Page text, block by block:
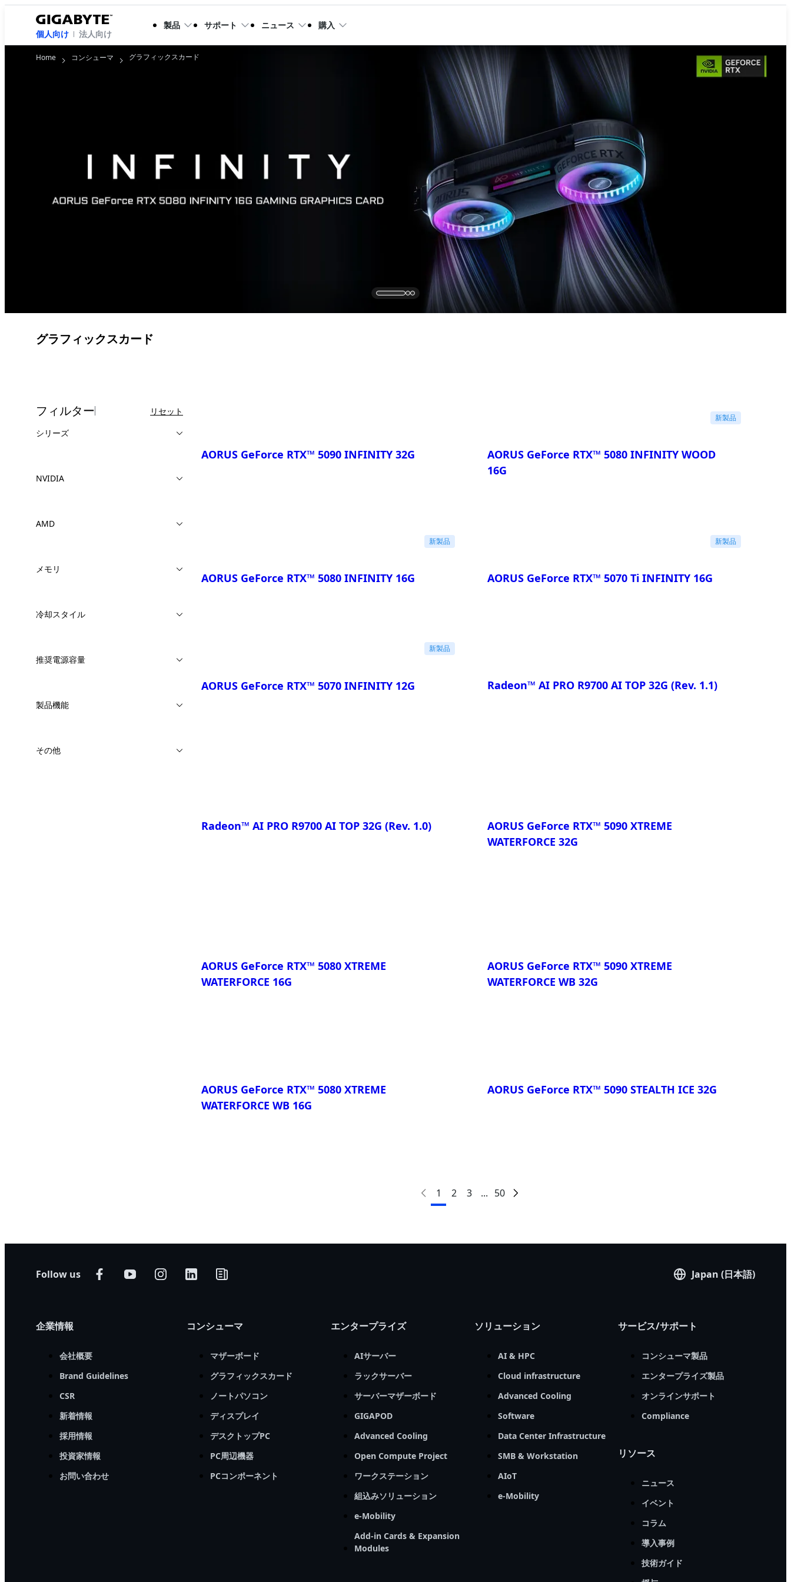
個人向け 法人向け
製品 サポート ニュース 購入
Home コンシューマ グラフィックスカード
グラフィックスカード
フィルター
リセット
シリーズ
NVIDIA
AMD
メモリ
冷却スタイル
推奨電源容量
製品機能
その他
AORUS GeForce RTX™ 5090 INFINITY 32G
新製品
AORUS GeForce RTX™ 5080 INFINITY WOOD
16G
新製品
AORUS GeForce RTX™ 5080 INFINITY 16G
新製品
AORUS GeForce RTX™ 5070 Ti INFINITY 16G
新製品
AORUS GeForce RTX™ 5070 INFINITY 12G Radeon™ AI PRO R9700 AI TOP 32G (Rev. 1.1)
Radeon™ AI PRO R9700 AI TOP 32G(Rev. 1.0)
AORUS GeForce RTX™ 5090 XTREME
WATERFORCE 32G
AORUS GeForce RTX™ 5080 XTREME
WATERFORCE 16G
AORUS GeForce RTX™ 5090 XTREME
WATERFORCE WB 32G
AORUS GeForce RTX™ 5080 XTREME
WATERFORCE WB 16G
AORUS GeForce RTX™ 5090 STEALTH ICE 32G
1 2 3 ... 50
Follow us Japan (日本語)
企業情報
会社概要
Brand Guidelines
CSR
新着情報
採用情報
投資家情報
お問い合わせ
コンシューマ
マザーボード
グラフィックスカード
ノートパソコン
ディスプレイ
デスクトップPC
PC周辺機器
PCコンポーネント
エンタープライズ
AIサーバー
ラックサーバー
サーバーマザーボード
GIGAPOD
Advanced Cooling
Open Compute Project
ワークステーション
組込みソリューション
e-Mobility
Add-in Cards & Expansion
Modules
ソリューション
AI & HPC
Cloud infrastructure
Advanced Cooling
Software
Data Center Infrastructure
SMB & Workstation
AIoT
e-Mobility
サービス/サポート
コンシューマ製品
エンタープライズ製品
オンラインサポート
Compliance
リソース
ニュース
イベント
コラム
導入事例
技術ガイド